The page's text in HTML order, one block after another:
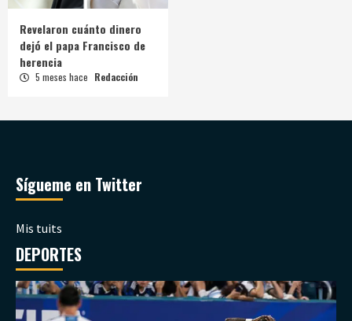
Revelaron cuánto dinero
dejó el papa Francisco de
herencia
5 meses hace Redacción
Sígueme en Twitter
Mis tuits
DEPORTES